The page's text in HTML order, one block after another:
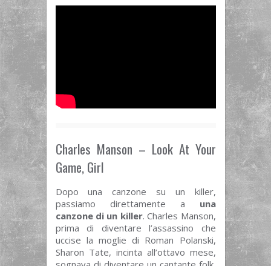
Charles Manson – Look At Your
Game, Girl
Dopo una canzone su un killer,
passiamo direttamente a una
canzone di un killer. Charles Manson,
prima di diventare l’assassino che
uccise la moglie di Roman Polanski,
Sharon Tate, incinta all’ottavo mese,